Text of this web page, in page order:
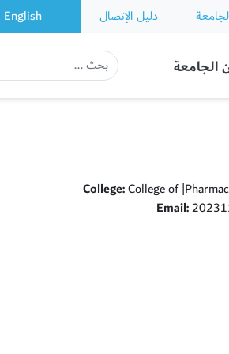
دليل الإتصال English
الجامعة
College:College of
Email: